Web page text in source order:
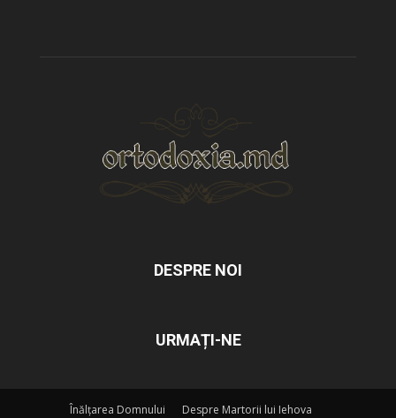
DESPRE NOI
URMAȚI-NE
Înălțarea Domnului Despre Martorii lui Iehova